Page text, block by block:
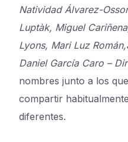
Natividad Álvarez-
Luptàk, Miguel
Lyons, Mari Luz Román,
Daniel García Caro –
nombres junto a los
compartir
diferentes.